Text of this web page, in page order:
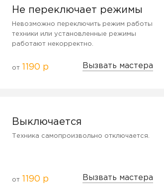
Не переключает режимы
Невозможно переключить режим работы
техники или установленные режимы
работают некорректно.
от 1190 р Вызвать мастера
Выключается
Техника самопроизвольно отключается.
от 1190 р Вызвать мастера